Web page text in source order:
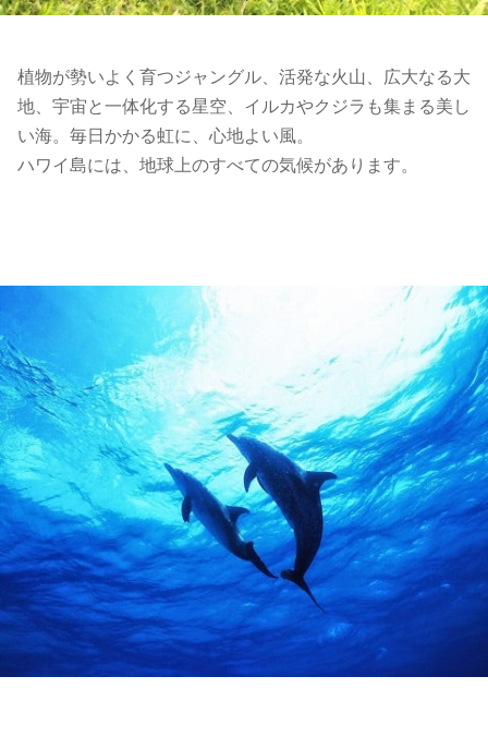
植物が勢いよく育つジャングル、活発な火山、広大なる大
地、宇宙と一体化する星空、イルカやクジラも集まる美し
い海。毎日かかる虹に、心地よい風。
ハワイ島には、地球上のすべての気候があります。